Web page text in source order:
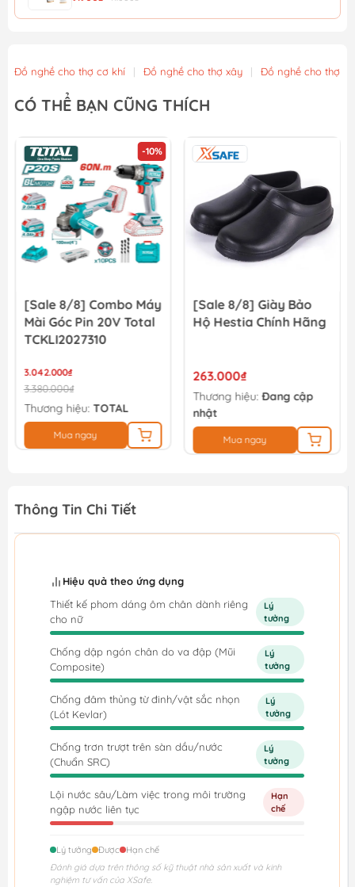
Găng tay phủ PU in hình XL WadFow WPG1802
12.600₫
Găng tay Nitri XL WadFow WGV2801
13.500₫ 15.000₫
Đồ nghề cho thợ cơ khí | Đồ nghề cho thợ xây | Đồ nghề cho thợ
CÓ THỂ BẠN CŨNG THÍCH
-10%
[Sale 8/8] Combo Máy
Mài Góc Pin 20V Total
TCKLI2027310
3.042.000₫
3.380.000₫
Thương hiệu: TOTAL
Mua ngay
[Sale 8/8] Giày Bảo
Hộ Hestia Chính Hãng
263.000₫
Thương hiệu:Đang cập
nhật
Mua ngay
Thông Tin Chi Tiết
Hiệu quả theo ứng dụng
Thiết kế phom dáng ôm chân dành riêng
cho nữ
Lý
tưởng
Chống dập ngón chân do va đập (Mũi
Composite)
Lý
tưởng
Chống đâm thủng từ đinh/vật sắc nhọn
(Lót Kevlar)
Lý
tưởng
Chống trơn trượt trên sàn dầu/nước
(Chuẩn SRC)
Lý
tưởng
Lội nước sâu/Làm việc trong môi trường
ngập nước liên tục
Hạn
chế
Lý tưởng Được
Hạn chế
Đánh giá dựa trên thông số kỹ thuật nhà sản xuất và kinh
nghiệm tư vấn của XSafe.